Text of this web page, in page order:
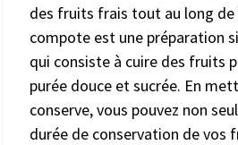
des fruits frais tout au long de
compote est une préparation
qui consiste à cuire des fruits
purée douce et sucrée. En
conserve, vous pouvez non
durée de conservation de vos